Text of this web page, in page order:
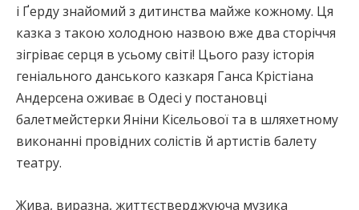
і Ґерду знайомий з дитинства майже кожному. Ця
казка з такою холодною назвою вже два сторіччя
зігріває серця в усьому світі! Цього разу історія
геніального данського казкаря Ганса Крістіана
Андерсена оживає в Одесі у постановці
балетмейстерки Яніни Кісельової та в шляхетному
виконанні провідних солістів й артистів балету
театру.
Жива, виразна, життєстверджуюча музика